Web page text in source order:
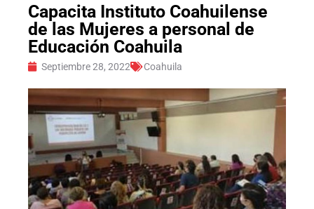
Capacita Instituto Coahuilense
de las Mujeres a personal de
Educación Coahuila
Septiembre 28, 2022 Coahuila